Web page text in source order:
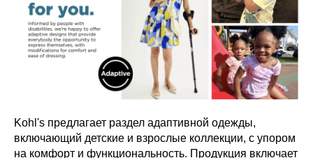
Kohl's предлагает раздел адаптивной одежды,
включающий детские и взрослые коллекции, с упором
на комфорт и функциональность. Продукция включает